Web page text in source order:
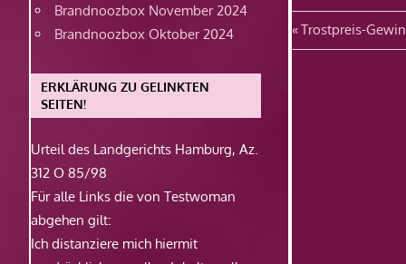
Vorheriger
Beitrag:
Trostpreis-
Brandnoozbox November 2024
Brandnoozbox Oktober 2024
ERKLÄRUNG ZU GELINKTEN
SEITEN!
Urteil des Landgerichts Hamburg, Az.
312 O 85/98
Für alle Links die von Testwoman
abgehen gilt:
Ich distanziere mich hiermit